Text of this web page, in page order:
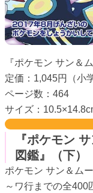
『ポケモン サン＆
定価：1,045円（小
ページ数：464
サイズ：
『ポケモン
図鑑』（下）
ポケモン サン＆ム
～ワ行までの全400